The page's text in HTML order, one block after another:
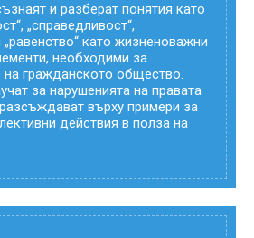
и разберат понятия като
„справедливост“,
„равенство“ като жизненоважни
необходими за
гражданското общество.
за нарушенията на правата
върху примери за
действия в полза на